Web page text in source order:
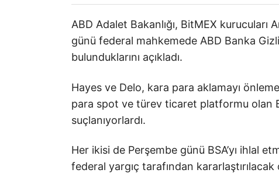
ABD Adalet Bakanlığı, BitMEX
günü federal mahkemede ABD Banka
bulunduklarını açıkladı.
Hayes ve Delo, kara para aklamayı
para spot ve türev ticaret platformu olan
suçlanıyorlardı.
Her ikisi de Perşembe günü BSA’yı ihlal
federal yargıç tarafından